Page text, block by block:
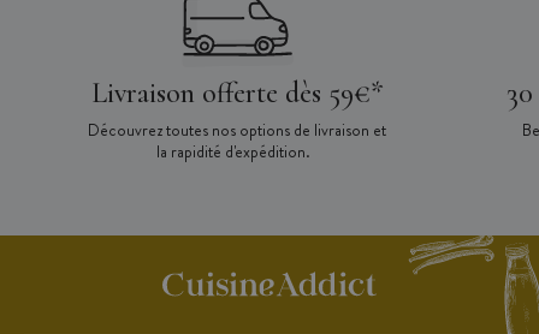
Livraison offerte dès 59€*
Découvrez toutes nos options de livraison et
la rapidité d'expédition.